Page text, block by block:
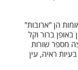
הן "ארובות"
ברור וקל
מספר שורות
בעיות ראיה, עין